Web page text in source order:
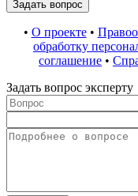
• О проекте•
обработку
соглашение •
Задать вопрос эксперту